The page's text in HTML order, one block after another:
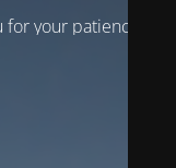
your patience!